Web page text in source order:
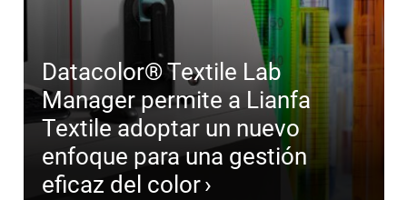
Datacolor® Textile Lab
Manager permite a Lianfa
Textile adoptar un nuevo
enfoque para una gestión
eficaz del color